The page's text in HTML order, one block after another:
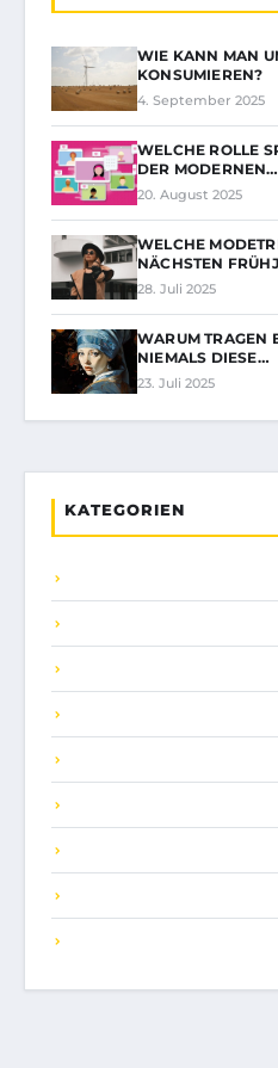
WIE KANN MAN
KONSUMIEREN?
4. September 2025
WELCHE ROLLE
DER MODERNEN…
20. August 2025
WELCHE
NÄCHSTEN
28. Juli 2025
WARUM TRAGEN
NIEMALS DIESE…
23. Juli 2025
KATEGORIEN